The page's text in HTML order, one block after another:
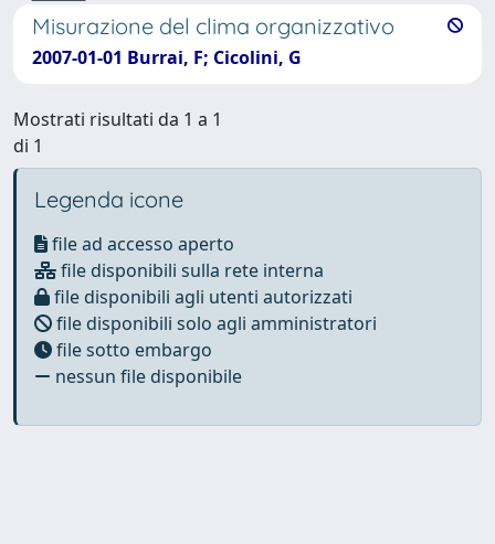
Misurazione del clima organizzativo
2007-01-01 Burrai, F; Cicolini, G
Mostrati risultati da 1 a 1
di 1
Legenda icone
file ad accesso aperto
file disponibili sulla rete interna
file disponibili agli utenti autorizzati
file disponibili solo agli amministratori
file sotto embargo
nessun file disponibile